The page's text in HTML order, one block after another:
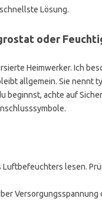
Lösung.
oder
Heimwerker. Ich
allgemein. Sie nennt
beginnst, achte auf
lesen.
Versorgungsspannung